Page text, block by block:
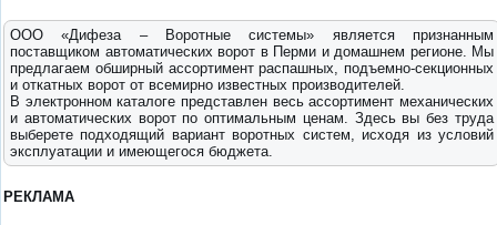
ООО «Дифеза – Воротные системы» является признанным
поставщиком автоматических ворот в Перми и домашнем регионе. Мы
предлагаем обширный ассортимент распашных, подъемно-секционных
и откатных ворот от всемирно известных производителей.
В электронном каталоге представлен весь ассортимент механических
и автоматических ворот по оптимальным ценам. Здесь вы без труда
выберете подходящий вариант воротных систем, исходя из условий
эксплуатации и имеющегося бюджета.
РЕКЛАМА